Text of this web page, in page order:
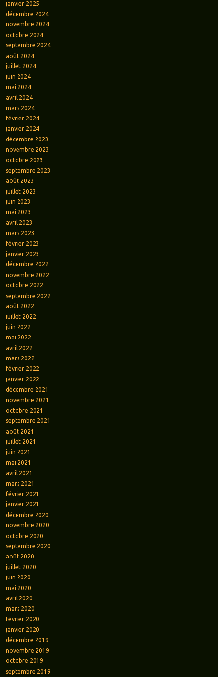
janvier 2025
décembre 2024
novembre 2024
octobre 2024
septembre 2024
août 2024
juillet 2024
juin 2024
mai 2024
avril 2024
mars 2024
février 2024
janvier 2024
décembre 2023
novembre 2023
octobre 2023
septembre 2023
août 2023
juillet 2023
juin 2023
mai 2023
avril 2023
mars 2023
février 2023
janvier 2023
décembre 2022
novembre 2022
octobre 2022
septembre 2022
août 2022
juillet 2022
juin 2022
mai 2022
avril 2022
mars 2022
février 2022
janvier 2022
décembre 2021
novembre 2021
octobre 2021
septembre 2021
août 2021
juillet 2021
juin 2021
mai 2021
avril 2021
mars 2021
février 2021
janvier 2021
décembre 2020
novembre 2020
octobre 2020
septembre 2020
août 2020
juillet 2020
juin 2020
mai 2020
avril 2020
mars 2020
février 2020
janvier 2020
décembre 2019
novembre 2019
octobre 2019
septembre 2019